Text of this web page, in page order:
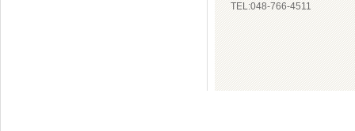
TEL:048-766-4511